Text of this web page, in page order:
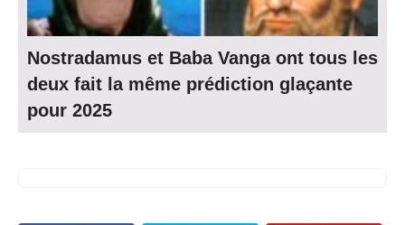
Nostradamus et Baba Vanga ont tous les
deux fait la même prédiction glaçante
pour 2025